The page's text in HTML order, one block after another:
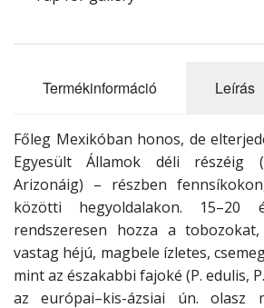
Termékinformáció Leírás
Főleg Mexikóban honos, de
Egyesült Államok déli részéig
Arizonáig) – részben
közötti hegyoldalakon.
rendszeresen hozza a
vastag héjú, magbele ízletes,
mint az északabbi fajoké (P. edulis,
az európai–kis-ázsiai ún. olasz